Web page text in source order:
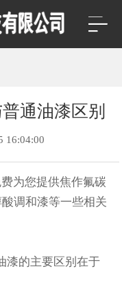
通油漆区别
16:04:00
为您提供焦作氟碳
调和漆等一些相关
漆的主要区别在于